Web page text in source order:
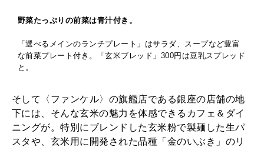
野菜たっぷりの前菜は青汁付き。
「選べるメインのランチプレート」はサラダ、スープなど豊富
な前菜プレート付き。「玄米ブレッド」300円は豆乳スプレッド
と。
そして〈ファンケル〉の旗艦店である銀座の店舗の地
下には、そんな玄米の魅力を体感できるカフェ＆ダイ
ニングが。特別にブレンドした玄米粉で製麺した生パ
スタや、玄米用に開発された品種「金のいぶき」のリ